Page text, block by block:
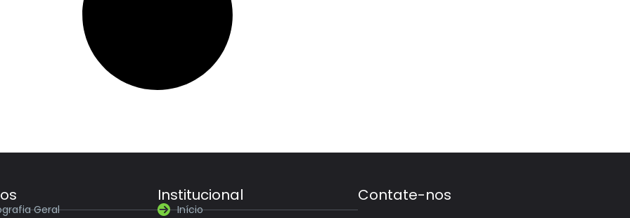
Geral
Institucional
Início
Contate-nos